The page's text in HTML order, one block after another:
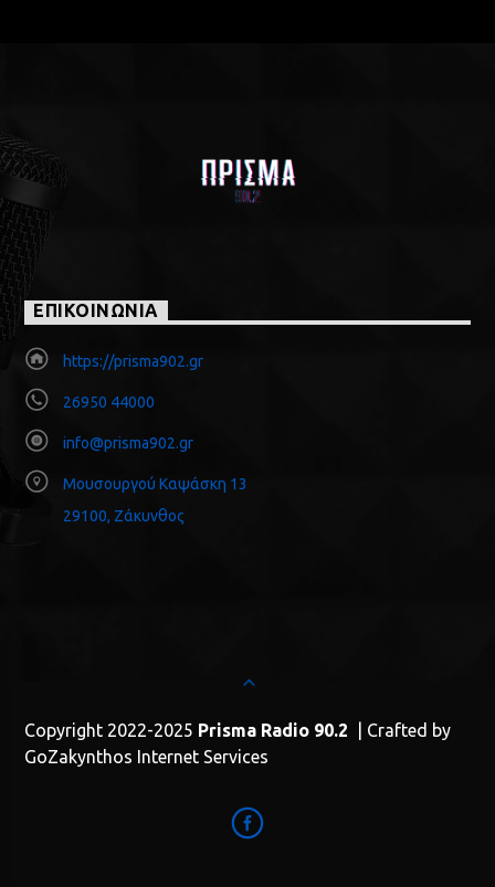
ΕΠΙΚΟΙΝΩΝΙΑ
https://prisma902.gr
26950 44000
info@prisma902.gr
Μουσουργού Καψάσκη 13
29100, Ζάκυνθος
Copyright 2022-2025 Prisma Radio 90.2 | Crafted by
GoZakynthos Internet Services